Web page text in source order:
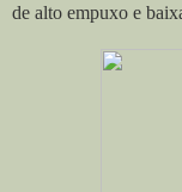
de alto empuxo e